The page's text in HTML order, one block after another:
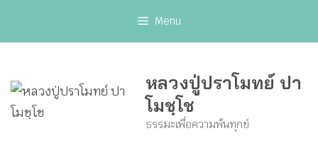
Menu
หลวงปู่ปราโมทย์ ปา
โมชฺโช
ธรรมะเพื่อความพ้นทุกข์